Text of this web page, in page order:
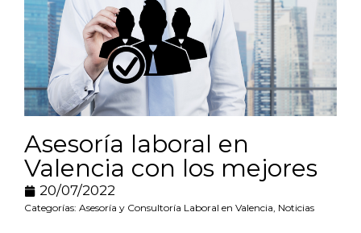
Asesoría laboral en
Valencia con los mejores
20/07/2022
Categorías: Asesoría y Consultoría Laboral en Valencia, Noticias